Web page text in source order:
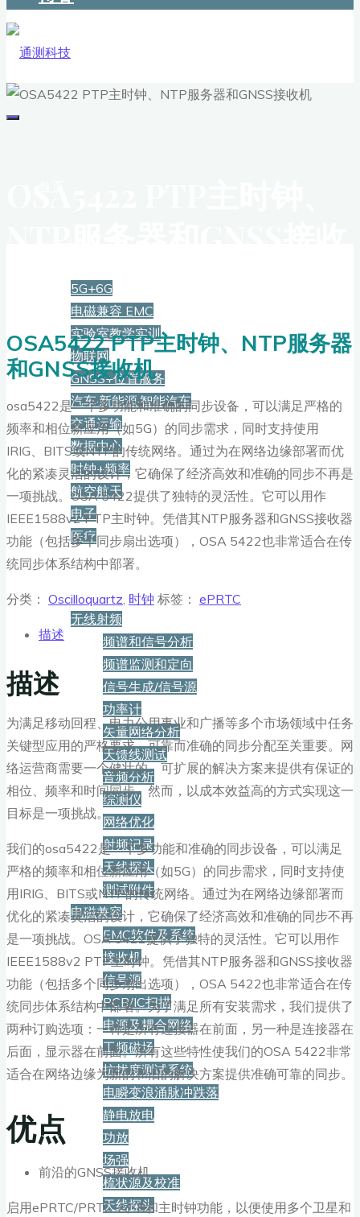
5G+6G
电磁兼容 EMC
实验室教学实训
物联网
GNSS+位置服务
汽车·新能源·智能汽车
交通运输
数据中心
时钟+频率
航空航天
电子
医疗
无线射频
频谱和信号分析
频谱监测和定向
信号生成/信号源
功率计
矢量网络分析
天馈线测试
音频分析
综测仪
网络优化
射频记录
天线探头
测试附件
电磁兼容
EMC软件及系统
接收机
信号源
PCB/IC扫描
电源及耦合网络
工频磁场
抗扰度测试系统
电瞬变浪涌脉冲跌落
静电放电
功放
场强
梳状源及校准
天线探头
OSA5422 PTP主时钟、NTP服务器
和GNSS接收机
osa5422是一个多功能和准确的同步设备，可以满足严格的
频率和相位新应用（如5G）的同步需求，同时支持使用
IRIG、BITS或NTP的传统网络。通过为在网络边缘部署而优
化的紧凑灵活的设计，它确保了经济高效和准确的同步不再是
一项挑战。OSA 5422提供了独特的灵活性。它可以用作
IEEE1588v2 PTP主时钟。凭借其NTP服务器和GNSS接收器
功能（包括多个同步扇出选项），OSA 5422也非常适合在传
统同步体系结构中部署。
分类： Oscilloquartz 时钟 标签： ePRTC
描述
描述
为满足移动回程、电力公用事业和广播等多个市场领域中任务
关键型应用的严格要求，可靠而准确的同步分配至关重要。网
络运营商需要一个健壮的、可扩展的解决方案来提供有保证的
相位、频率和时间同步。然而，以成本效益高的方式实现这一
目标是一项挑战。
我们的osa5422是一个多功能和准确的同步设备，可以满足
严格的频率和相位新应用（如5G）的同步需求，同时支持使
用IRIG、BITS或NTP的传统网络。通过为在网络边缘部署而
优化的紧凑灵活的设计，它确保了经济高效和准确的同步不再
是一项挑战。OSA 5422提供了独特的灵活性。它可以用作
IEEE1588v2 PTP主时钟。凭借其NTP服务器和GNSS接收器
功能（包括多个同步扇出选项），OSA 5422也非常适合在传
统同步体系结构中部署。为了满足所有安装需求，我们提供了
两种订购选项：一种是所有连接器在前面，另一种是连接器在
后面，显示器在前面。所有这些特性使我们的OSA 5422非常
适合在网络边缘为新的和旧的解决方案提供准确可靠的同步。
优点
前沿的GNSS接收机
启用ePRTC/PRTC-A/-B和主时钟功能，以便使用多个卫星和